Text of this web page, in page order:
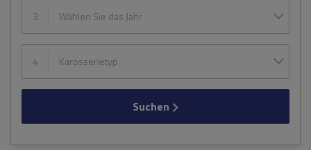
3 Wählen Sie das Jahr
4 Karosserietyp
Suchen